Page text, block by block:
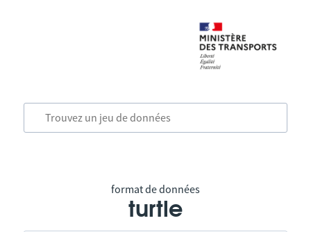
format de données
turtle